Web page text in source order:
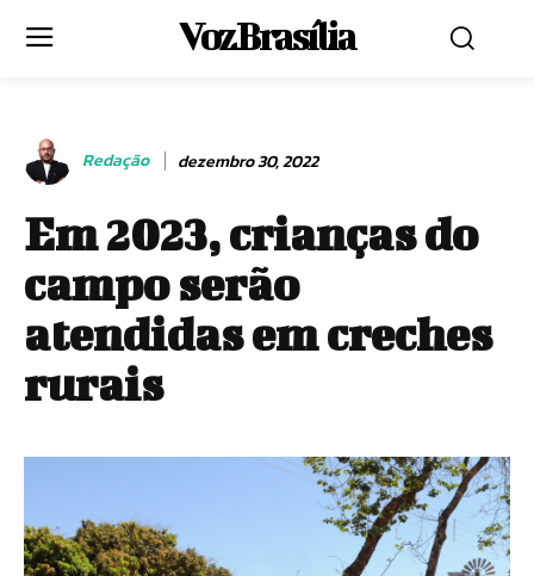
Voz Brasília
Redação dezembro 30, 2022
Em 2023, crianças do
campo serão
atendidas em creches
rurais